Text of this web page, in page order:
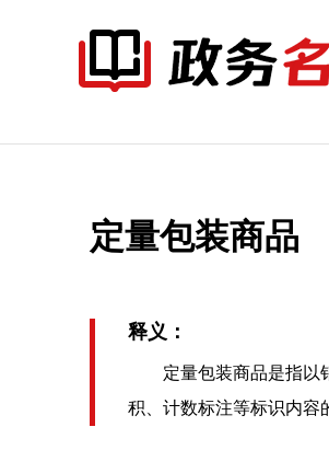
定量包装商品
释义：
定量包装商品是指以销
积、计数标注等标识内容